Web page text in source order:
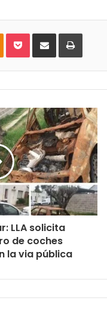
Odnoklassniki
PocketCompartirImprimir
LLA solicita
de coches
la via pública